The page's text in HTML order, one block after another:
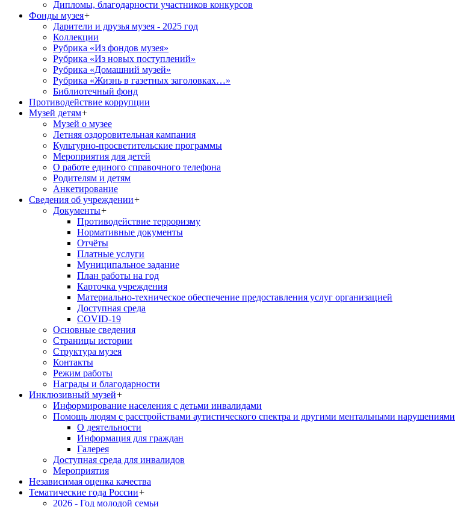
Дипломы, благодарности участников конкурсов
Фонды музея+
Дарители и друзья музея - 2025 год
Коллекции
Рубрика «Из фондов музея»
Рубрика «Из новых поступлений»
Рубрика «Домашний музей»
Рубрика «Жизнь в газетных заголовках…»
Библиотечный фонд
Противодействие коррупции
Музей детям+
Музей о музее
Летняя оздоровительная кампания
Культурно-просветительские программы
Мероприятия для детей
О работе единого справочного телефона
Родителям и детям
Анкетирование
Сведения об учреждении+
Документы+
Противодействие терроризму
Нормативные документы
Отчёты
Платные услуги
Муниципальное задание
План работы на год
Карточка учреждения
Материально-техническое обеспечение предоставления услуг организацией
Доступная среда
COVID-19
Основные сведения
Страницы истории
Структура музея
Контакты
Режим работы
Награды и благодарности
Инклюзивный музей+
Информирование населения с детьми инвалидами
Помощь людям с расстройствами аутистического спектра и другими ментальными нарушениями
О деятельности
Информация для граждан
Галерея
Доступная среда для инвалидов
Мероприятия
Независимая оценка качества
Тематические года России+
2026 - Год молодой семьи